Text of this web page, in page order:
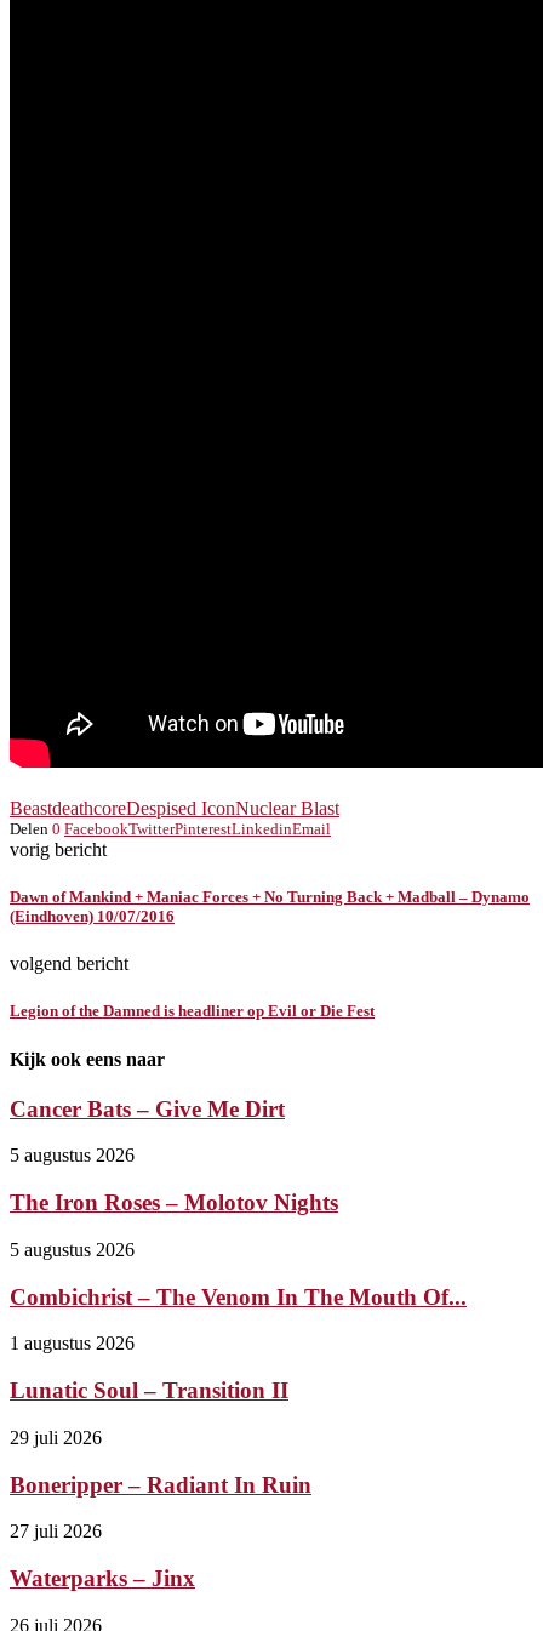
BeastdeathcoreDespised IconNuclear Blast
Delen 0 FacebookTwitterPinterestLinkedinEmail
vorig bericht
Dawn of Mankind + Maniac Forces + No Turning Back + Madball – Dynamo
(Eindhoven) 10/07/2016
volgend bericht
Legion of the Damned is headliner op Evil or Die Fest
Kijk ook eens naar
Cancer Bats – Give Me Dirt
5 augustus 2026
The Iron Roses – Molotov Nights
5 augustus 2026
Combichrist – The Venom In The Mouth Of...
1 augustus 2026
Lunatic Soul – Transition II
29 juli 2026
Boneripper – Radiant In Ruin
27 juli 2026
Waterparks – Jinx
26 juli 2026